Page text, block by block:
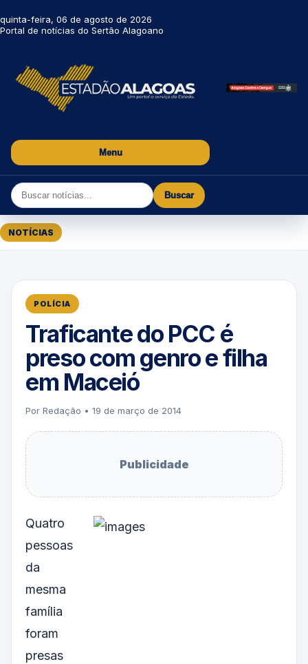
quinta-feira, 06 de agosto de 2026
Portal de notícias do Sertão Alagoano
Menu
Buscar
NOTÍCIAS
POLÍCIA
Traficante do PCC é
preso com genro e filha
em Maceió
Por Redação • 19 de março de 2014
Publicidade
Quatro
pessoas
da
mesma
família
foram
presas